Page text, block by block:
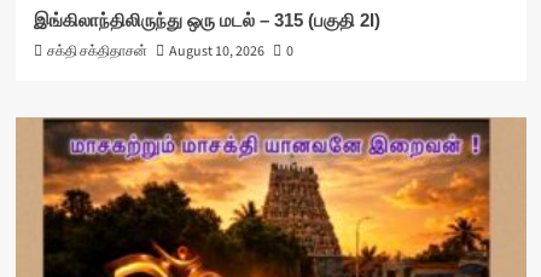
இங்கிலாந்திலிருந்து ஒரு மடல் – 315 (பகுதி 2I)
சக்தி சக்திதாசன்
August 10, 2026 0